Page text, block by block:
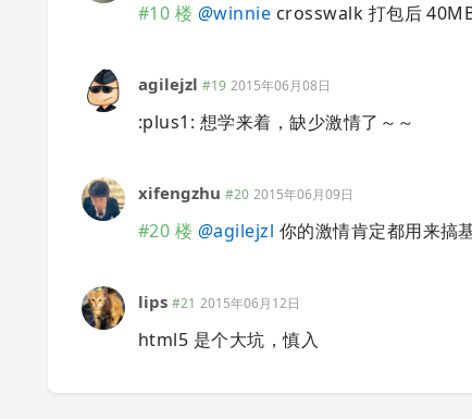
#10 楼 @winnie crosswalk 打包后
agilejzl #19 2015年06月08日
:plus1: 想学来着，缺少激情了～～
xifengzhu #20 2015年06月09日
#20 楼 @agilejzl 你的激情肯定都用来搞
lips #21 2015年06月12日
html5 是个大坑，慎入